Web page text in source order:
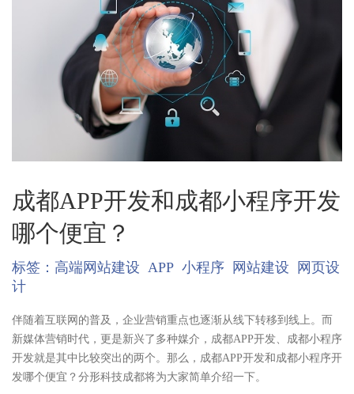
成都APP开发和成都小程序开发
哪个便宜？
标签： 高端网站建设 APP 小程序 网站建设
网页设
计
伴随着互联网的普及，企业营销重点也逐渐从线下转移到线上。而
新媒体营销时代，更是新兴了多种媒介，成都APP开发、成都小程序
开发就是其中比较突出的两个。那么，成都APP开发和成都小程序开
发哪个便宜？分形科技成都将为大家简单介绍一下。